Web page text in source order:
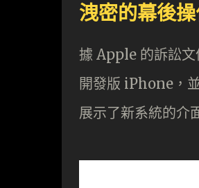
洩密的幕後
據 Apple 的訴訟
開發版 iPhone，
展示了新系統的介